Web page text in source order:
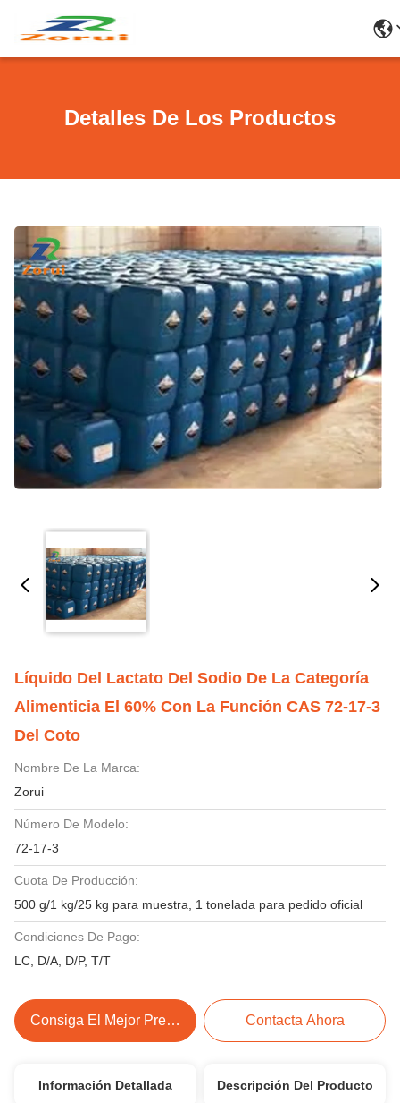
Detalles De Los Productos
Líquido Del Lactato Del Sodio De La Categoría
Alimenticia El 60% Con La Función CAS 72-17-3
Del Coto
Nombre De La Marca:
Zorui
Número De Modelo:
72-17-3
Cuota De Producción:
500 g/1 kg/25 kg para muestra, 1 tonelada para pedido oficial
Condiciones De Pago:
LC, D/A, D/P, T/T
Consiga El Mejor Precio Contacta Ahora
Información Detallada Descripción Del Producto